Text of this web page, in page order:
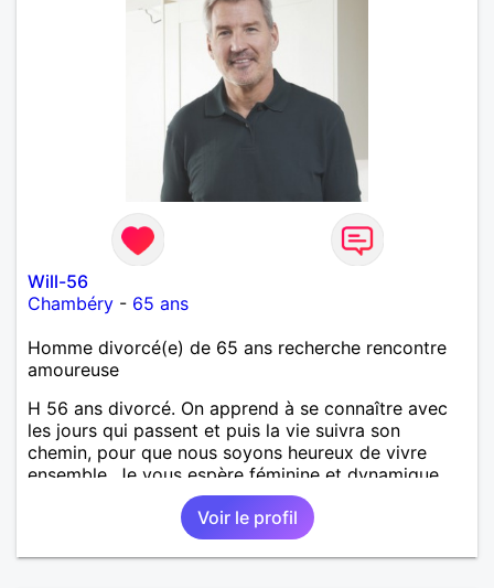
Will-56
Chambéry - 65 ans
Homme divorcé(e) de 65 ans recherche rencontre
amoureuse
H 56 ans divorcé. On apprend à se connaître avec
les jours qui passent et puis la vie suivra son
chemin, pour que nous soyons heureux de vivre
ensemble. Je vous espère féminine et dynamique,
ouverte et tolérante. Vos petits défauts seront sans
Voir le profil